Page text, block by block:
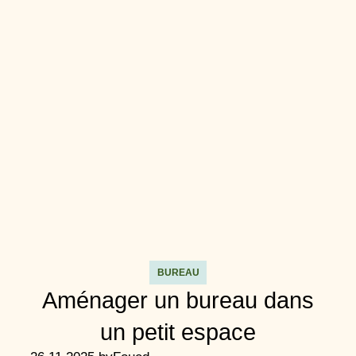
BUREAU
Aménager un bureau dans
un petit espace